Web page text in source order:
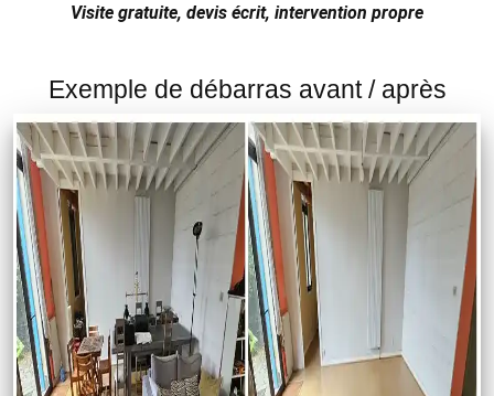
Visite gratuite, devis écrit, intervention propre
Exemple de débarras avant / après